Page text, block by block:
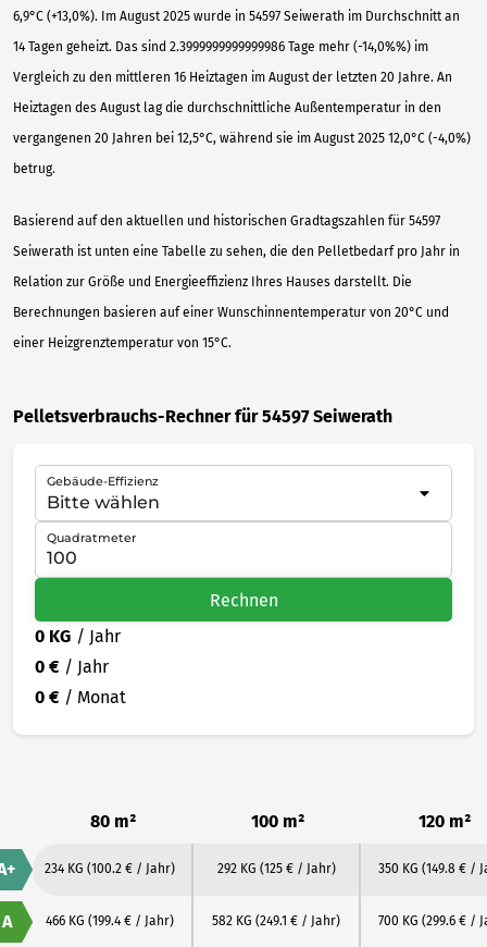
6,9°C (+13,0%). Im August 2025 wurde in 54597 Seiwerath im Durchschnitt an
14 Tagen geheizt. Das sind 2.3999999999999986 Tage mehr (-14,0%%) im
Vergleich zu den mittleren 16 Heiztagen im August der letzten 20 Jahre. An
Heiztagen des August lag die durchschnittliche Außentemperatur in den
vergangenen 20 Jahren bei 12,5°C, während sie im August 2025 12,0°C (-4,0%)
betrug.
Basierend auf den aktuellen und historischen Gradtagszahlen für 54597
Seiwerath ist unten eine Tabelle zu sehen, die den Pelletbedarf pro Jahr in
Relation zur Größe und Energieeffizienz Ihres Hauses darstellt. Die
Berechnungen basieren auf einer Wunschinnentemperatur von 20°C und
einer Heizgrenztemperatur von 15°C.
Pelletsverbrauchs-Rechner für 54597 Seiwerath
Gebäude-Effizienz
Quadratmeter
Rechnen
0 KG / Jahr
0 € / Jahr
0 € / Monat
80 m² 100 m² 120 m²
234 KG (100.2 € / Jahr) 292 KG (125 € / Jahr) 350 KG (149.8 € /
A 466 KG (199.4 € / Jahr) 582 KG (249.1 € / Jahr) 700 KG (299.6 € /